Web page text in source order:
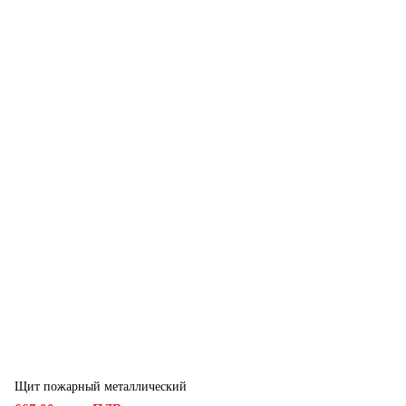
Щит пожарный металлический